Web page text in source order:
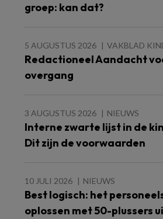
groep: kan dat?
5 AUGUSTUS 2026 VAKBLAD
Redactioneel Aandacht
overgang
3 AUGUSTUS 2026 NIEUWS
Interne zwarte lijst in de
Dit zijn de voorwaarden
10 JULI 2026 NIEUWS
Best logisch: het
oplossen met 50-plussers